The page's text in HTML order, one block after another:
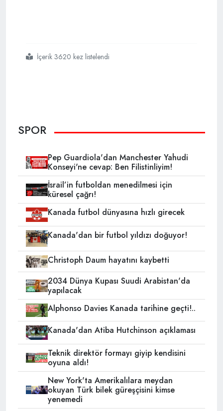
#fıfa
#sarı kart
#uluslararası futbol birliği kurulu
# İçerik 3620 kez listelendi
SPOR
Pep Guardiola'dan Manchester Yahudi
Konseyi'ne cevap: Ben Filistinliyim!
İsrail’in futboldan menedilmesi için
küresel çağrı!
Kanada futbol dünyasına hızlı girecek
Kanada'dan bir futbol yıldızı doğuyor!
Christoph Daum hayatını kaybetti
2034 Dünya Kupası Suudi Arabistan'da
yapılacak
Alphonso Davies Kanada tarihine geçti!..
Kanada'dan Atiba Hutchinson açıklaması
Teknik direktör formayı giyip kendisini
oyuna aldı!
New York'ta Amerikalılara meydan
okuyan Türk bilek güreşçisini kimse
yenemedi